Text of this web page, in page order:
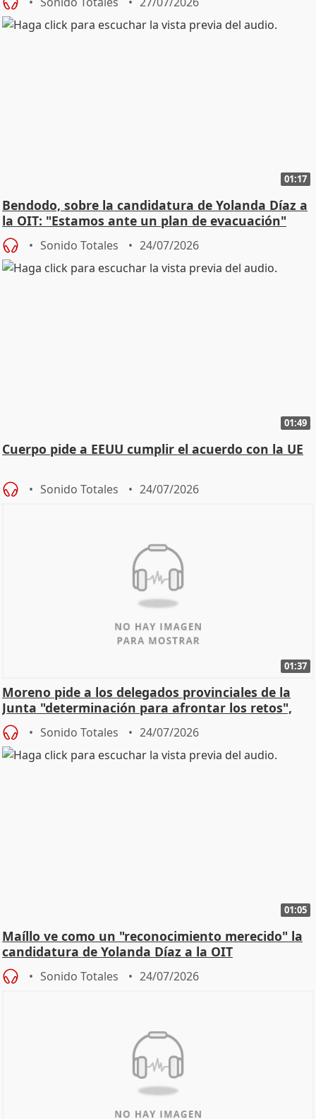
01:17
Bendodo, sobre la candidatura de Yolanda Díaz a
la OIT: "Estamos ante un plan de evacuación"
Sonido Totales 24/07/2026
01:49
Cuerpo pide a EEUU cumplir el acuerdo con la UE
Sonido Totales 24/07/2026
01:37
Moreno pide a los delegados provinciales de la
Junta "determinación para afrontar los retos",
diálog
Sonido Totales 24/07/2026
01:05
Maíllo ve como un "reconocimiento merecido" la
candidatura de Yolanda Díaz a la OIT
Sonido Totales 24/07/2026